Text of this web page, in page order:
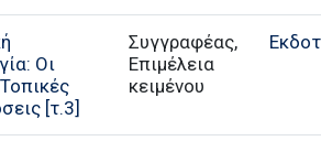
Οι
[τ.3]
Συγγραφέας,
Επιμέλεια
κειμένου